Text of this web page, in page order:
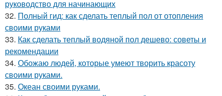
руководство для начинающих
32. Полный гид: как сделать теплый пол от отопления
своими руками
33. Как сделать теплый водяной пол дешево: советы и
рекомендации
34. Обожаю людей, которые умеют творить красоту
своими руками.
35. Океан своими руками.